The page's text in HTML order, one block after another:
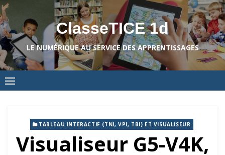
Skip
to
content
ClasseTICE 1d
LE NUMÉRIQUE AU SERVICE DES APPRENTISSAGES
TABLEAU INTERACTIF (TNI, VPI, TBI) ET VISUALISEUR
Visualiseur G5-V4K,